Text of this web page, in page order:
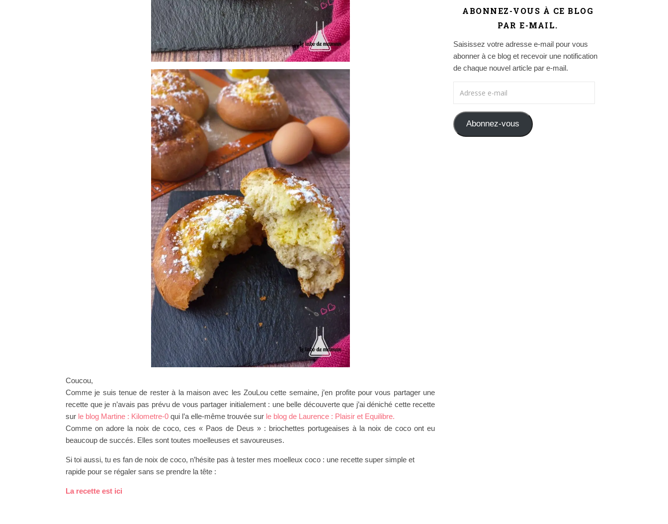
Coucou,
Comme je suis tenue de rester à la maison avec les ZouLou cette semaine, j’en profite pour vous partager une
recette que je n’avais pas prévu de vous partager initialement : une belle découverte que j’ai déniché cette recette
sur le blog Martine : Kilometre-0 qui l’a elle-même trouvée sur le blog de Laurence : Plaisir et Equilibre.
Comme on adore la noix de coco, ces « Paos de Deus » : briochettes portugeaises à la noix de coco ont eu
beaucoup de succés. Elles sont toutes moelleuses et savoureuses.
Si toi aussi, tu es fan de noix de coco, n’hésite pas à tester mes moelleux coco : une recette super simple et
rapide pour se régaler sans se prendre la tête :
La recette est ici
ABONNEZ-VOUS À CE BLOG
PAR E-MAIL.
Saisissez votre adresse e-mail pour vous
abonner à ce blog et recevoir une notification
de chaque nouvel article par e-mail.
Abonnez-vous